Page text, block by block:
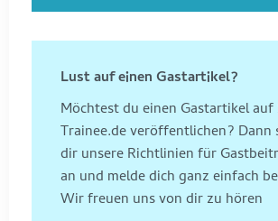
Lust auf einen Gastartikel?
Möchtest du einen Gastartikel auf
Trainee.de veröffentlichen? Dann
dir unsere Richtlinien für
an und melde dich ganz einfach
Wir freuen uns von dir zu hören